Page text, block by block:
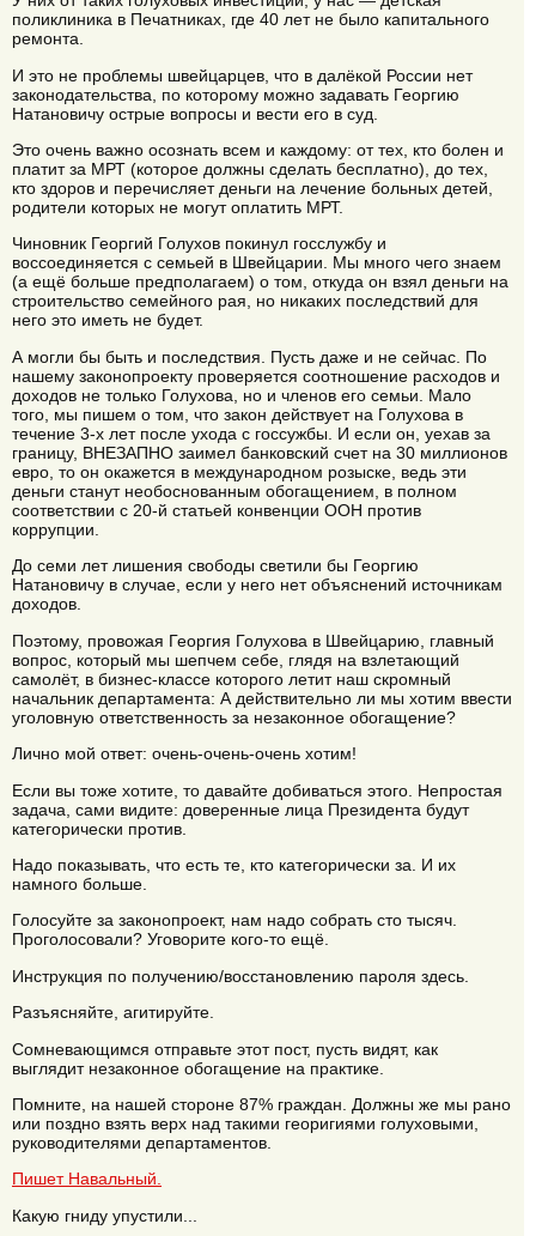
поликлиника в Печатниках, где 40 лет не было капитального
ремонта.
И это не проблемы швейцарцев, что в далёкой России нет
законодательства, по которому можно задавать Георгию
Натановичу острые вопросы и вести его в суд.
Это очень важно осознать всем и каждому: от тех, кто болен и
платит за МРТ (которое должны сделать бесплатно), до тех,
кто здоров и перечисляет деньги на лечение больных детей,
родители которых не могут оплатить МРТ.
Чиновник Георгий Голухов покинул госслужбу и
воссоединяется с семьей в Швейцарии. Мы много чего знаем
(а ещё больше предполагаем) о том, откуда он взял деньги на
строительство семейного рая, но никаких последствий для
него это иметь не будет.
А могли бы быть и последствия. Пусть даже и не сейчас. По
нашему законопроекту проверяется соотношение расходов и
доходов не только Голухова, но и членов его семьи. Мало
того, мы пишем о том, что закон действует на Голухова в
течение 3-х лет после ухода с госсужбы. И если он, уехав за
границу, ВНЕЗАПНО заимел банковский счет на 30 миллионов
евро, то он окажется в международном розыске, ведь эти
деньги станут необоснованным обогащением, в полном
соответствии с 20-й статьей конвенции ООН против
коррупции.
До семи лет лишения свободы светили бы Георгию
Натановичу в случае, если у него нет объяснений источникам
доходов.
Поэтому, провожая Георгия Голухова в Швейцарию, главный
вопрос, который мы шепчем себе, глядя на взлетающий
самолёт, в бизнес-классе которого летит наш скромный
начальник департамента: А действительно ли мы хотим ввести
уголовную ответственность за незаконное обогащение?
Лично мой ответ: очень-очень-очень хотим!
Если вы тоже хотите, то давайте добиваться этого. Непростая
задача, сами видите: доверенные лица Президента будут
категорически против.
Надо показывать, что есть те, кто категорически за. И их
намного больше.
Голосуйте за законопроект, нам надо собрать сто тысяч.
Проголосовали? Уговорите кого-то ещё.
Инструкция по получению/восстановлению пароля здесь.
Разъясняйте, агитируйте.
Сомневающимся отправьте этот пост, пусть видят, как
выглядит незаконное обогащение на практике.
Помните, на нашей стороне 87% граждан. Должны же мы рано
или поздно взять верх над такими георигиями голуховыми,
руководителями департаментов.
Пишет Навальный.
Какую гниду упустили...